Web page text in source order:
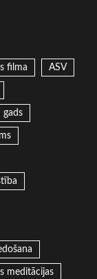
filma ASV
gads
meditācijas